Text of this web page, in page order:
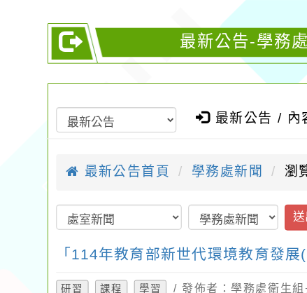
最新公告-學務
最新公告 / 內
最新公告首頁 學務處新聞 瀏
送
「114年教育部新世代環境教育發展
研習 課程 學習 / 發佈者：學務處衛生